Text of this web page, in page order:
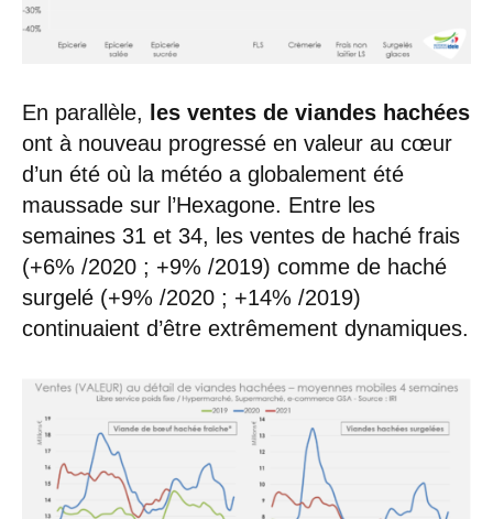
En parallèle, les ventes de viandes hachées
ont à nouveau progressé en valeur au cœur
d’un été où la météo a globalement été
maussade sur l’Hexagone. Entre les
semaines 31 et 34, les ventes de haché frais
(+6% /2020 ; +9% /2019) comme de haché
surgelé (+9% /2020 ; +14% /2019)
continuaient d’être extrêmement dynamiques.